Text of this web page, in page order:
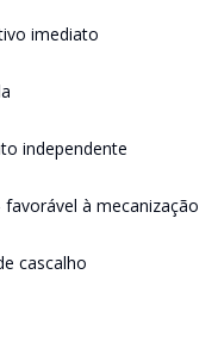
imediato
independente
à mecanização
cascalho